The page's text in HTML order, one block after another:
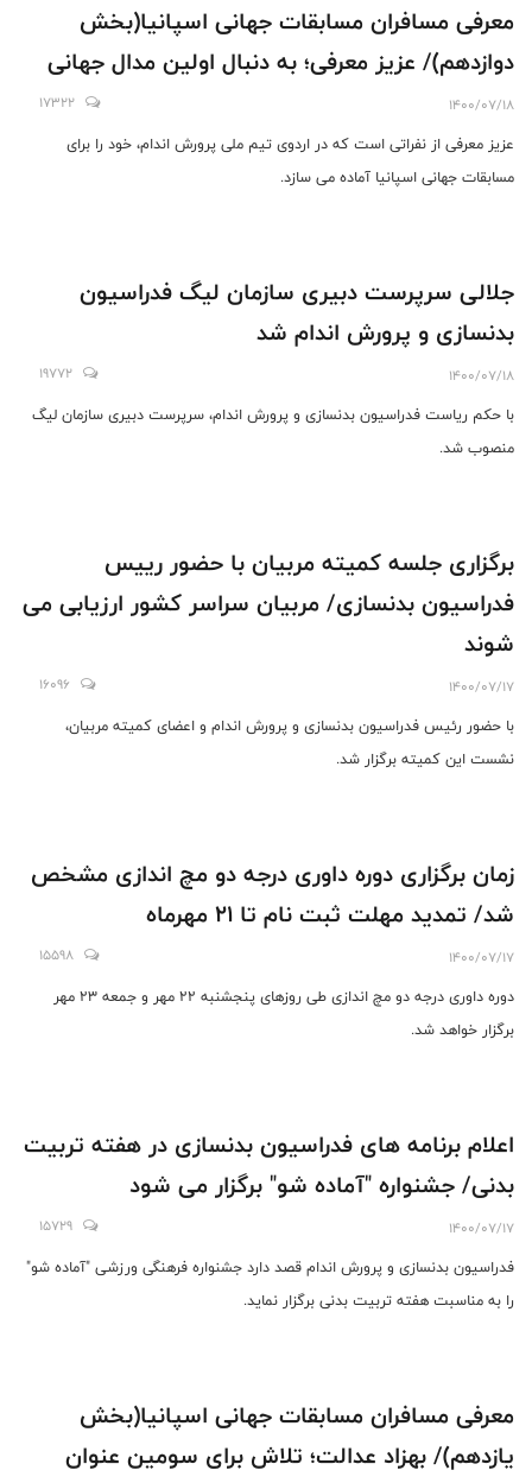
معرفی مسافران مسابقات جهانی اسپانیا(بخش
دوازدهم)/ عزیز معرفی؛ به دنبال اولین مدال جهانی
1400/07/18
17322
عزیز معرفی از نفراتی است که در اردوی تیم ملی پرورش اندام، خود را برای
مسابقات جهانی اسپانیا آماده می سازد.
جلالی سرپرست دبیری سازمان لیگ فدراسیون
بدنسازی و پرورش اندام شد
1400/07/18
19772
با حکم ریاست فدراسیون بدنسازی و پرورش اندام، سرپرست دبیری سازمان لیگ
منصوب شد.
برگزاری جلسه کمیته مربیان با حضور رییس
فدراسیون بدنسازی/ مربیان سراسر کشور ارزیابی می
شوند
1400/07/17
16096
با حضور رئیس فدراسیون بدنسازی و پرورش اندام و اعضای کمیته مربیان،
نشست این کمیته برگزار شد.
زمان برگزاری دوره داوری درجه دو مچ اندازی مشخص
شد/ تمدید مهلت ثبت نام تا 21 مهرماه
1400/07/17
15598
دوره داوری درجه دو مچ اندازی طی روزهای پنجشنبه 22 مهر و جمعه 23 مهر
برگزار خواهد شد.
اعلام برنامه های فدراسیون بدنسازی در هفته تربیت
بدنی/ جشنواره "آماده شو" برگزار می شود
1400/07/17
15729
فدراسیون بدنسازی و پرورش اندام قصد دارد جشنواره فرهنگی ورزشی "آماده شو"
را به مناسبت هفته تربیت بدنی برگزار نماید.
معرفی مسافران مسابقات جهانی اسپانیا(بخش
یازدهم)/ بهزاد عدالت؛ تلاش برای سومین عنوان